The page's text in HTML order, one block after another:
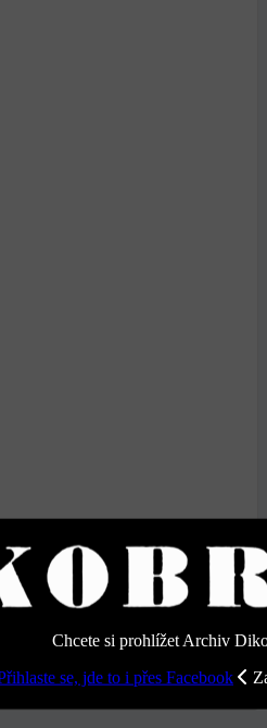
Chcete si prohlížet Archiv
se, jde to i přes Facebook